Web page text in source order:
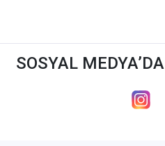
SOSYAL MEDYA’DA